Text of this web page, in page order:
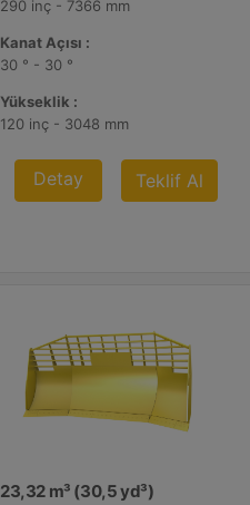
290 inç - 7366 mm
Kanat Açısı :
30 ° - 30 °
Yükseklik :
120 inç - 3048 mm
Detay Teklif Al
23,32 m³ (30,5 yd³)